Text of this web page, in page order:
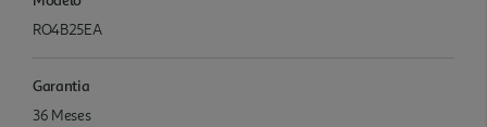
RO4B25EA
Garantia
36 Meses